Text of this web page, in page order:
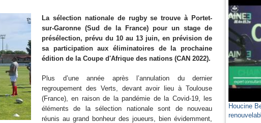
La sélection nationale de rugby se trouve à Portet-
sur-Garonne (Sud de la France) pour un stage de
présélection, prévu du 10 au 13 juin, en prévision de
sa participation aux éliminatoires de la prochaine
édition de la Coupe d'Afrique des nations (CAN 2022).
Plus d’une année après l’annulation du dernier
regroupement des Verts, devant avoir lieu à Toulouse
(France), en raison de la pandémie de la Covid-19, les
éléments de la sélection nationale sont de nouveau
réunis au grand bonheur des joueurs, bien évidemment,
Houcine